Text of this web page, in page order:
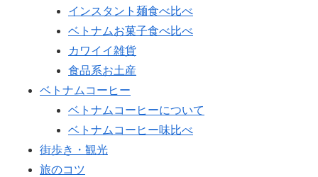
インスタント麺食べ比べ
ベトナムお菓子食べ比べ
カワイイ雑貨
食品系お土産
ベトナムコーヒー
ベトナムコーヒーについて
ベトナムコーヒー味比べ
街歩き・観光
旅のコツ